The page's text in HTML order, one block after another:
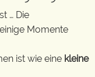
… Die
Momente
ist wie eine kleine